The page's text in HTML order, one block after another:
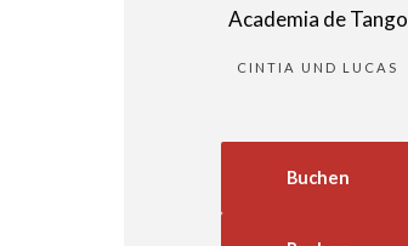
Academia de Tango
CINTIA UND LUCAS
Buchen